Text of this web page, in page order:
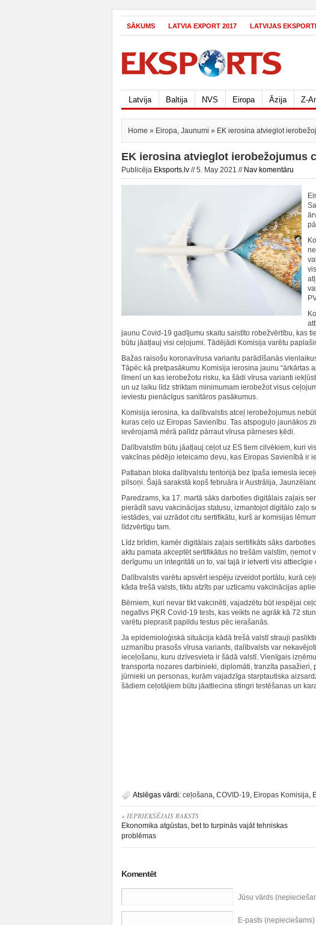
SĀKUMS LATVIA EXPORT 2017 LATVIJAS
Latvija Baltija NVS Eiropa Āzija Z-
Home » Eiropa, Jaunumi » EK ierosina atvieglot
EK ierosina atvieglot ierobežojumus
Publicēja Eksports.lv // 5. May 2021 // Nav komentāru
jaunu Covid-19 gadījumu skaitu saistīto robežvērtību, kas
būtu jāatļauj visi ceļojumi. Tādējādi Komisija varētu
Bažas raisošu koronavīrusa variantu parādīšanās
Tāpēc kā pretpasākumu Komisija ierosina jaunu “ārkārtas
līmenī un kas ierobežotu risku, ka šādi vīrusa varianti
un uz laiku līdz striktam minimumam ierobežot visus
ieviestu pienācīgus sanitāros pasākumus.
Komisija ierosina, ka dalībvalstis atceļ ierobežojumus
kuras ceļo uz Eiropas Savienību. Tas atspoguļo jaunākos
ievērojamā mērā palīdz pārraut vīrusa pārneses ķēdi.
Dalībvalstīm būtu jāatļauj ceļot uz ES tiem cilvēkiem, kuri
vakcīnas pēdējo ieteicamo devu, kas Eiropas Savienībā ir
Patlaban bloka dalībvalstu teritorijā bez īpaša iemesla
pilsoņi. Šajā sarakstā kopš februāra ir Austrālija,
Paredzams, ka 17. martā sāks darboties digitālais zaļais
pierādīt savu vakcinācijas statusu, izmantojot digitālo zaļo
iestādes, vai uzrādot citu sertifikātu, kurš ar komisijas
līdzvērtīgu tam.
Līdz brīdim, kamēr digitālais zaļais sertifikāts sāks
aktu pamata akceptēt sertifikātus no trešām valstīm,
derīgumu un integritāti un to, vai tajā ir ietverti visi attiecīgie
Dalībvalstis varētu apsvērt iespēju izveidot portālu, kurā
kāda trešā valsts, tiktu atzīts par uzticamu vakcinācijas
Bērniem, kuri nevar tikt vakcinēti, vajadzētu būt iespējai
negatīvs PĶR Covid-19 tests, kas veikts ne agrāk kā 72
varētu pieprasīt papildu testus pēc ierašanās.
Ja epidemioloģiskā situācija kādā trešā valstī strauji
uzmanību prasošs vīrusa variants, dalībvalsts var
ieceļošanu, kuru dzīvesvieta ir šādā valstī. Vienīgais
transporta nozares darbinieki, diplomāti, tranzīta
jūrnieki un personas, kurām vajadzīga starptautiska
šādiem ceļotājiem būtu jāattiecina stingri testēšanas un
Atslēgas vārdi: ceļošana, COVID-19, Eiropas Komisija,
« IEPRIEKŠĒJAIS RAKSTS
Ekonomika atgūstas, bet to turpinās vajāt tehniskas
problēmas
Komentēt
Jūsu vārds
E-pasts (nepieciešams)